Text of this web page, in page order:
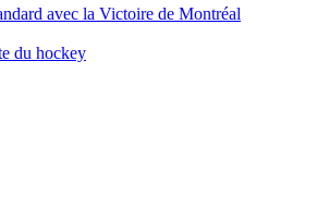
avec la Victoire de Montréal
du hockey